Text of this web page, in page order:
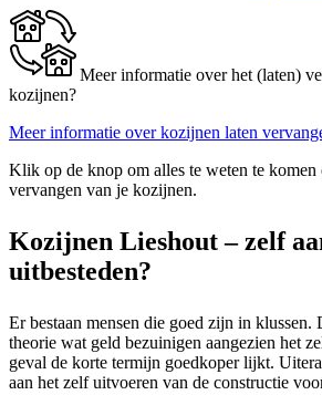
Meer informatie over het (laten)
kozijnen?
Meer informatie over kozijnen laten
Klik op de knop om alles te weten te komen
vervangen van je kozijnen.
Kozijnen Lieshout – zelf
uitbesteden?
Er bestaan mensen die goed zijn in klussen.
theorie wat geld bezuinigen aangezien het
geval de korte termijn goedkoper lijkt.
aan het zelf uitvoeren van de constructie